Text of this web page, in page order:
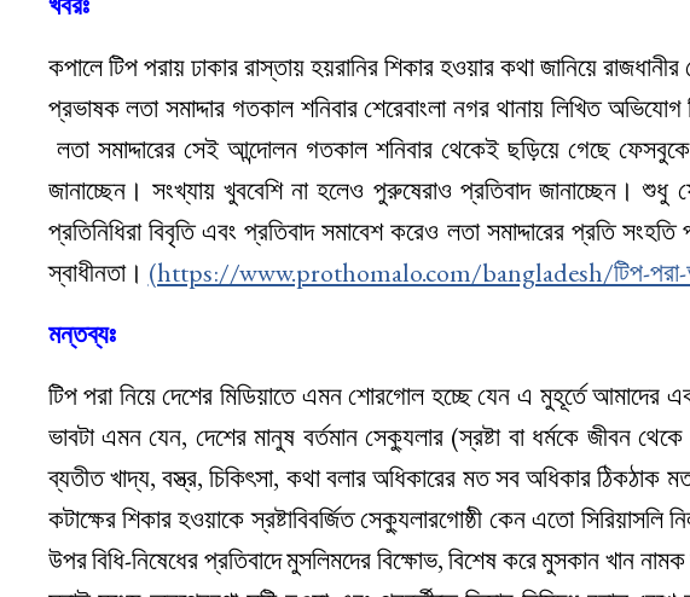
কপালে টিপ পরায় ঢাকার রাস্তায় হয়রানির শিকার হওয়ার কথা জানিয়ে
প্রভাষক লতা সমাদ্দার গতকাল শনিবার শেরেবাংলা নগর থানায় লিখিত
লতা সমাদ্দারের সেই আন্দোলন গতকাল শনিবার থেকেই ছড়িয়ে গেছে
জানাচ্ছেন। সংখ্যায় খুববেশি না হলেও পুরুষেরাও প্রতিবাদ জানাচ্ছেন। শুধু
প্রতিনিধিরা বিবৃতি এবং প্রতিবাদ সমাবেশ করেও লতা সমাদ্দারের প্রতি
স্বাধীনতা। (https://www.prothomalo.com/bangladesh/টিপ-পরা-
মন্তব্যঃ
টিপ পরা নিয়ে দেশের মিডিয়াতে এমন শোরগোল হচ্ছে যেন এ মুহূর্তে আমাদের
ভাবটা এমন যেন, দেশের মানুষ বর্তমান সেক্যুলার (স্রষ্টা বা ধর্মকে জীবন
ব্যতীত খাদ্য, বস্ত্র, চিকিৎসা, কথা বলার অধিকারের মত সব অধিকার ঠিকঠাক
কটাক্ষের শিকার হওয়াকে স্রষ্টাবিবর্জিত সেক্যুলারগোষ্ঠী কেন এতো
উপর বিধি-নিষেধের প্রতিবাদে মুসলিমদের বিক্ষোভ, বিশেষ করে মুসকান খান